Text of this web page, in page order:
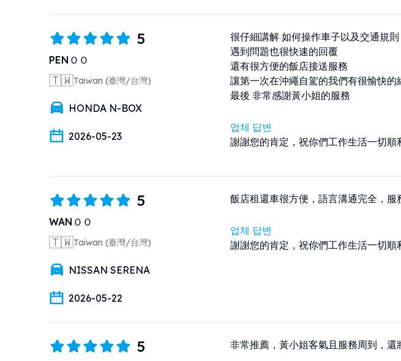
5
PENＯＯ
🇹🇼Taiwan (臺灣/台灣)
HONDA N-BOX
2026-05-23
很仔細講解 如何操作車子以及交通規則
遇到問題也很快速的回覆
還有很方便的飯店接送服務
讓第一次在沖繩自駕的我們有很愉快的
最後 非常感謝黃小姐的服務
업체 답변
謝謝您的肯定，祝你們工作生活一切順
5
WANＯＯ
🇹🇼Taiwan (臺灣/台灣)
NISSAN SERENA
2026-05-22
飯店租還車很方便，語言溝通完全，服
업체 답변
謝謝您的肯定，祝你們工作生活一切順
5 非常推薦，黃小姐客氣且服務周到，